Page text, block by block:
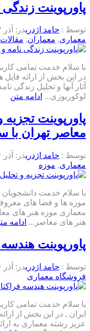
پاورپوینت زندگی
توسط : حامد اژدریدر: آذر ۰۷, ۱۳۹۵
معماری, معماران, مقالات
با سلام خدمت تمامی
در این بخش از ارائه
آثار آنها و تحلیل زندگی
لوکوربوزی... ادامه متن
پاورپوینت
معاصر تهران با
توسط : حامد اژدریدر: آذر ۰۶, ۱۳۹۵
معماری, موزه
با سلام خدمت
معماری موزه هنر های
هنر های معاصر... ادامه
پاورپوینت هندسه
توسط : حامد اژدریدر: آذر ۰۶, ۱۳۹۵
فروشگاه معماری
با سلام خدمت تمامی
ایران , در این بخش از
عزیز رشته معماری به